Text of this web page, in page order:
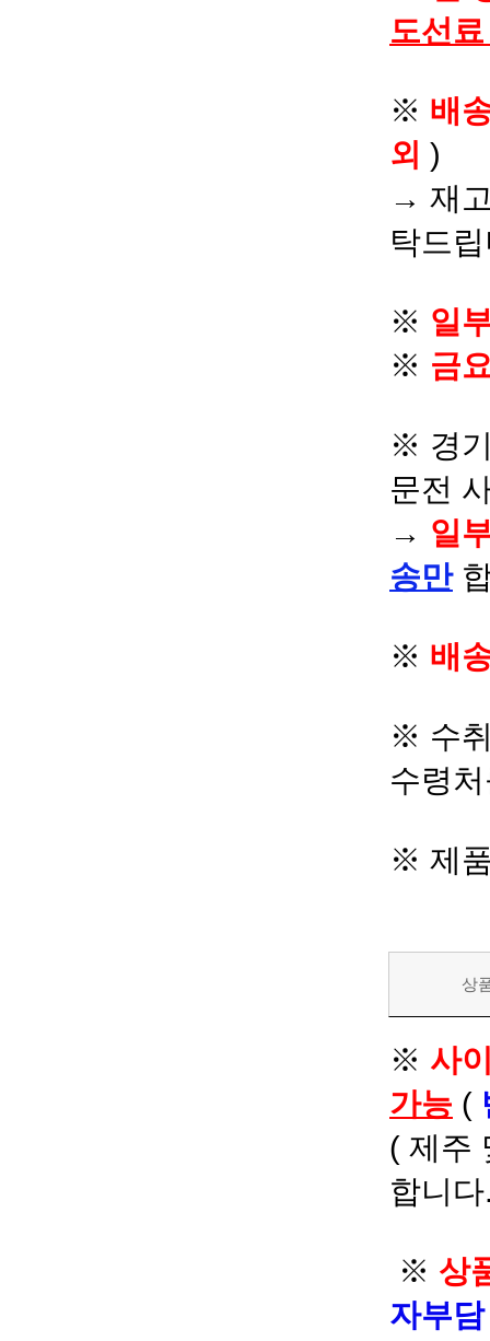
도선
※ 배
외 )
→ 재
탁드
※ 일
※ 금
※ 경
문전
→ 일
송만
※ 배
※ 수
수령
※ 제
상
※ 사
가능 (
( 제주
합니
※ 상
자부